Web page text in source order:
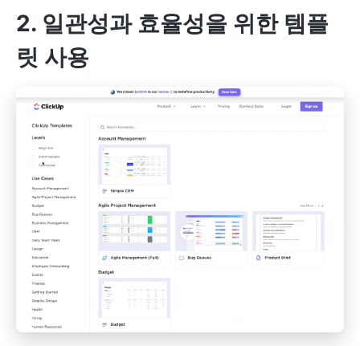
2. 일관성과 효율성을 위한 템플
릿 사용